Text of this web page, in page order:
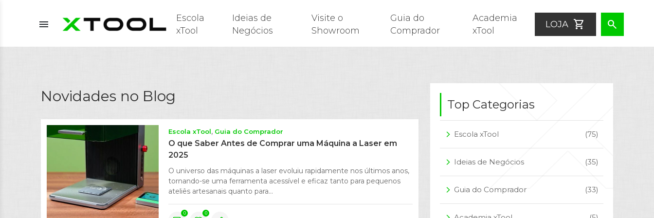
menu
Escola
xTool
Ideias de
Negócios
Visite o
Showroom
Guia do
Comprador
Academia
xTool
LOJA shopping_cart search
Novidades no Blog
Escola xTool Guia do Comprador
O que Saber Antes de Comprar uma Máquina a Laser em
2025
O universo das máquinas a laser evoluiu rapidamente nos últimos anos,
tornando-se uma ferramenta acessível e eficaz tanto para pequenos
ateliês artesanais quanto para...
0 0
Top Categorias
arrow_forward_ios Escola xTool (75)
arrow_forward_ios Ideias de Negócios (35)
arrow_forward_ios Guia do Comprador (33)